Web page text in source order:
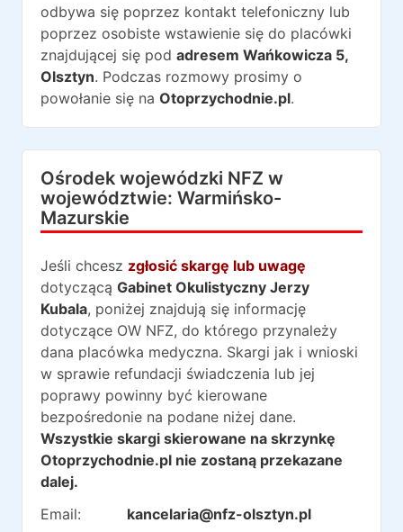
odbywa się poprzez kontakt telefoniczny lub
poprzez osobiste wstawienie się do placówki
znajdującej się pod adresem Wańkowicza 5,
Olsztyn. Podczas rozmowy prosimy o
powołanie się na Otoprzychodnie.pl.
Ośrodek wojewódzki NFZ w
województwie: Warmińsko-
Mazurskie
Jeśli chcesz zgłosić skargę lub uwagę
dotyczącą Gabinet Okulistyczny Jerzy
Kubala, poniżej znajdują się informację
dotyczące OW NFZ, do którego przynależy
dana placówka medyczna. Skargi jak i wnioski
w sprawie refundacji świadczenia lub jej
poprawy powinny być kierowane
bezpośredonie na podane niżej dane.
Wszystkie skargi skierowane na skrzynkę
Otoprzychodnie.pl nie zostaną przekazane
dalej.
Email:
kancelaria@nfz-olsztyn.pl